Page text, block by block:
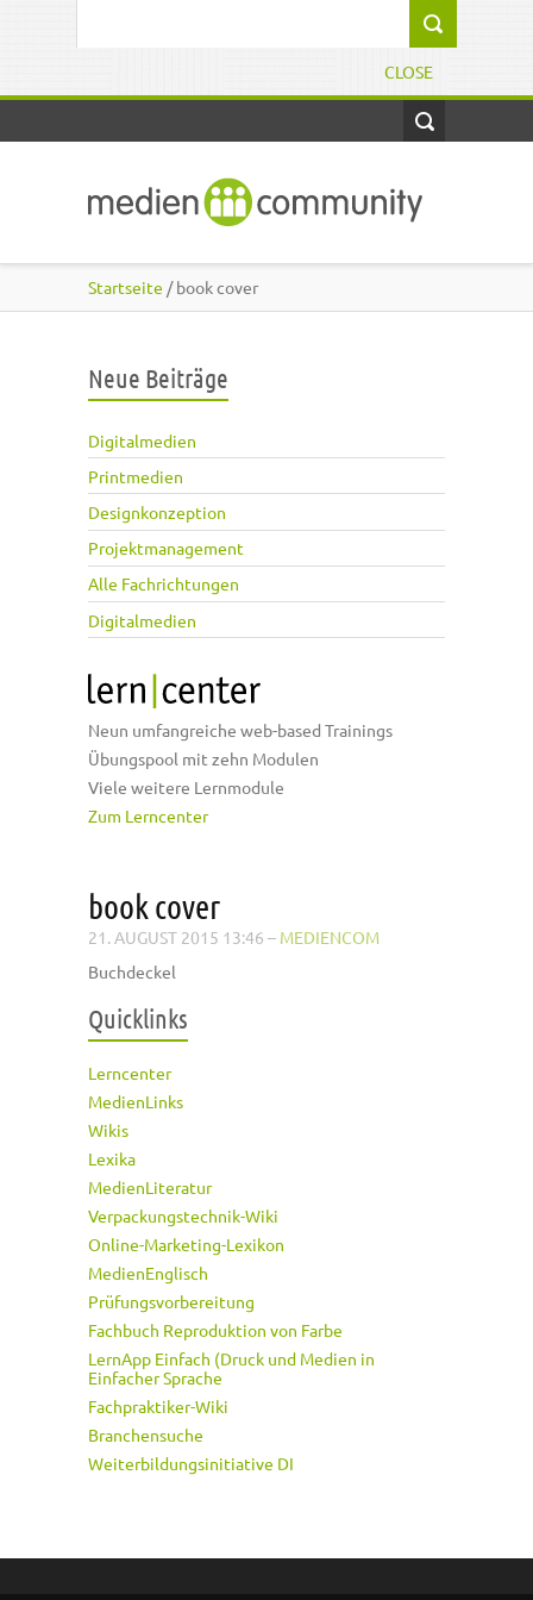
CLOSE
Startseite / book cover
Neue Beiträge
Digitalmedien
Printmedien
Designkonzeption
Projektmanagement
Alle Fachrichtungen
Digitalmedien
Neun umfangreiche web-based Trainings
Übungspool mit zehn Modulen
Viele weitere Lernmodule
Zum Lerncenter
book cover
21. AUGUST 2015 13:46 – MEDIENCOM
Buchdeckel
Quicklinks
Lerncenter
MedienLinks
Wikis
Lexika
MedienLiteratur
Verpackungstechnik-Wiki
Online-Marketing-Lexikon
MedienEnglisch
Prüfungsvorbereitung
Fachbuch Reproduktion von Farbe
LernApp Einfach (Druck und Medien in
Einfacher Sprache
Fachpraktiker-Wiki
Branchensuche
Weiterbildungsinitiative DI